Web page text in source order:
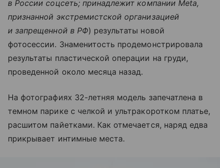
в России соцсеть; принадлежит компании Meta,
признанной экстремистской организацией
и запрещенной в РФ) результаты новой
фотосессии. Знаменитость продемонстрировала
результаты пластической операции на груди,
проведенной около месяца назад.
На фотографиях 32-летняя модель запечатлена в
темном парике с челкой и ультракоротком платье,
расшитом пайетками. Как отмечается, наряд едва
прикрывает интимные места.